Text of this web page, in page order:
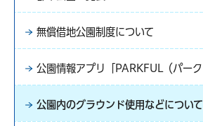
無償借地公園制度について
公園情報アプリ「PARKFUL（パーク
公園内のグラウンド使用などについて